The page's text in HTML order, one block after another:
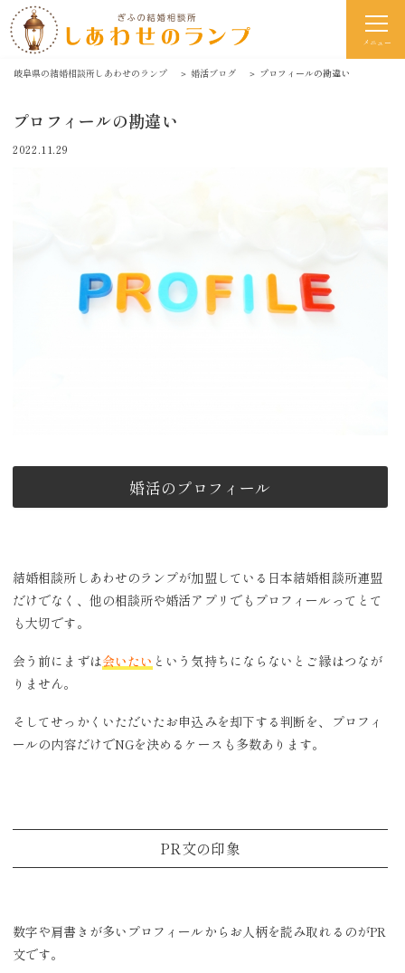
メニュー
岐阜県の結婚相談所しあわせのランプ ＞ 婚活ブログ ＞ プロフィールの勘違い
プロフィールの勘違い
2022.11.29
婚活のプロフィール
結婚相談所しあわせのランプが加盟している日本結婚相談所連盟
だけでなく、他の相談所や婚活アプリでもプロフィールってとて
も大切です。
会う前にまずは会いたい という気持ちにならないとご縁はつなが
りません。
そしてせっかくいただいたお申込みを却下する判断を、プロフィ
ールの内容だけでNGを決めるケースも多数あります。
PR文の印象
数字や肩書きが多いプロフィールからお人柄を読み取れるのがPR
文です。